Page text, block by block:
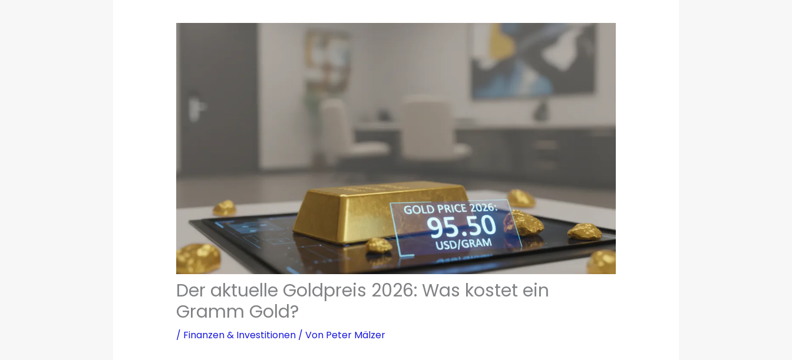
Der aktuelle Goldpreis 2026: Was kostet ein
Gramm Gold?
/ Finanzen & Investitionen/ Von Peter Mälzer